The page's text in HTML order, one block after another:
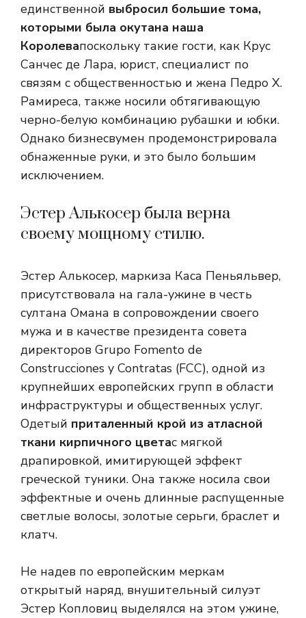
единственной выбросил большие тома,
которыми была окутана наша
Королевапоскольку такие гости, как Крус
Санчес де Лара, юрист, специалист по
связям с общественностью и жена Педро Х.
Рамиреса, также носили обтягивающую
черно-белую комбинацию рубашки и юбки.
Однако бизнесвумен продемонстрировала
обнаженные руки, и это было большим
исключением.
Эстер Алькосер была верна
своему мощному стилю.
Эстер Алькосер, маркиза Каса Пеньяльвер,
присутствовала на гала-ужине в честь
султана Омана в сопровождении своего
мужа и в качестве президента совета
директоров Grupo Fomento de
Construcciones y Contratas (FCC), одной из
крупнейших европейских групп в области
инфраструктуры и общественных услуг.
Одетый приталенный крой из атласной
ткани кирпичного цветас мягкой
драпировкой, имитирующей эффект
греческой туники. Она также носила свои
эффектные и очень длинные распущенные
светлые волосы, золотые серьги, браслет и
клатч.
Не надев по европейским меркам
открытый наряд, внушительный силуэт
Эстер Копловиц выделялся на этом ужине,